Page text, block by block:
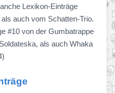
Lexikon-Einträge
auch vom Schatten-Trio.
#10 von der Gumbatrappe
als auch Whaka